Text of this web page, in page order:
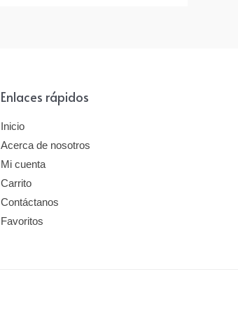
Enlaces rápidos
Inicio
Acerca de nosotros
Mi cuenta
Carrito
Contáctanos
Favoritos